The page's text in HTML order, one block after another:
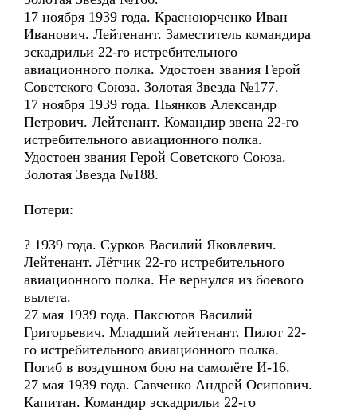
17 ноября 1939 года. Красноюрченко Иван
Иванович. Лейтенант. Заместитель командира
эскадрильи 22-го истребительного
авиационного полка. Удостоен звания Герой
Советского Союза. Золотая Звезда №177.
17 ноября 1939 года. Пьянков Александр
Петрович. Лейтенант. Командир звена 22-го
истребительного авиационного полка.
Удостоен звания Герой Советского Союза.
Золотая Звезда №188.
Потери:
? 1939 года. Сурков Василий Яковлевич.
Лейтенант. Лётчик 22-го истребительного
авиационного полка. Не вернулся из боевого
вылета.
27 мая 1939 года. Паксютов Василий
Григорьевич. Младший лейтенант. Пилот 22-
го истребительного авиационного полка.
Погиб в воздушном бою на самолёте И-16.
27 мая 1939 года. Савченко Андрей Осипович.
Капитан. Командир эскадрильи 22-го